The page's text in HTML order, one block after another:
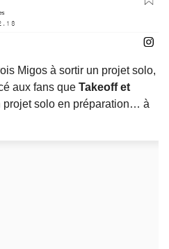
Migos à sortir un projet solo,
aux fans que Takeoff et
projet solo en préparation… à